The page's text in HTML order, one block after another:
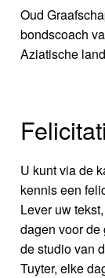
Oud
bondscoach
Aziatische
U kunt via de
kennis een
Lever uw
dagen voor de
de studio van
Tuyter, elke